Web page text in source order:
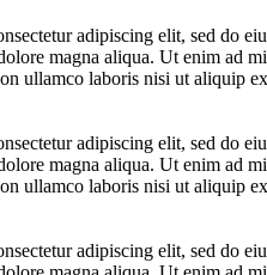
adipiscing elit, sed do
magna aliqua. Ut enim ad
ullamco laboris nisi ut aliquip
adipiscing elit, sed do
magna aliqua. Ut enim ad
ullamco laboris nisi ut aliquip
adipiscing elit, sed do